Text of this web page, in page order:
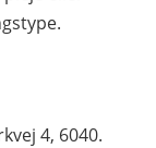
4, 6040.